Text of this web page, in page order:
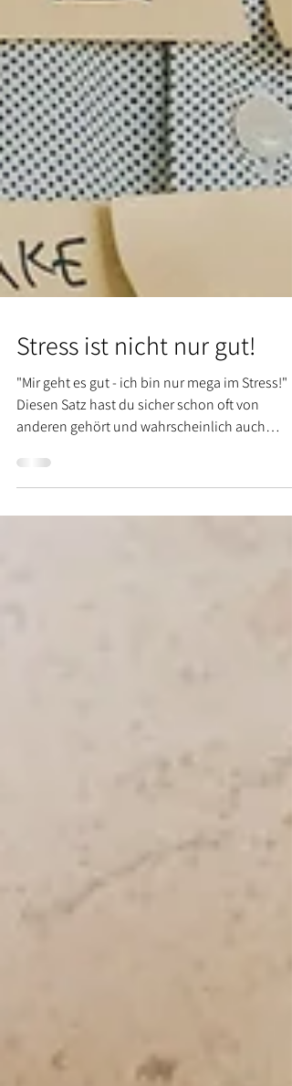
Stress ist nicht nur gut!
Diesen Satz hast du sicher schon oft von
anderen gehört und wahrscheinlich auch
schon...